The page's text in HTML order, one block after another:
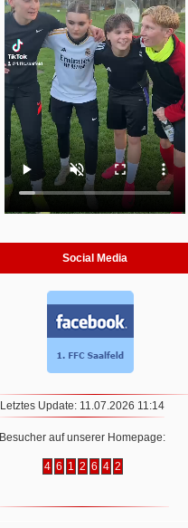
Social Media
Letztes Update: 11.07.2026 11:14
Besucher auf unserer Homepage:
4 6 1 2 6 4 2